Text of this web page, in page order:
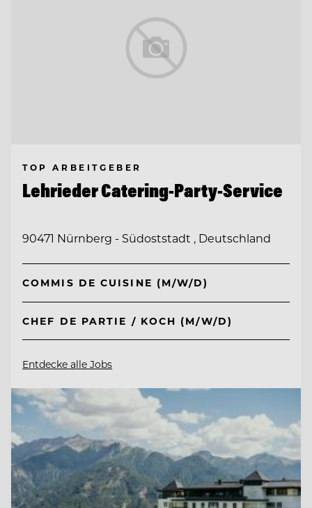
TOP ARBEITGEBER
Lehrieder Catering-Party-Service
90471 Nürnberg - Südoststadt , Deutschland
COMMIS DE CUISINE (M/W/D)
CHEF DE PARTIE / KOCH (M/W/D)
Entdecke alle Jobs